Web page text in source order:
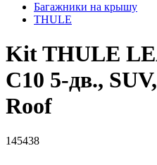
Багажники на крышу
THULE
Kit THULE
C10 5-дв.,
Roof
145438